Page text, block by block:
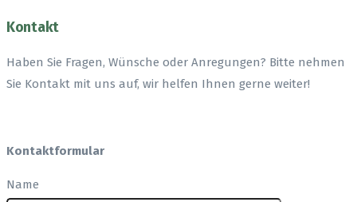
Kontakt
Haben Sie Fragen, Wünsche oder Anregungen? Bitte nehmen
Sie Kontakt mit uns auf, wir helfen Ihnen gerne weiter!
Kontaktformular
Name